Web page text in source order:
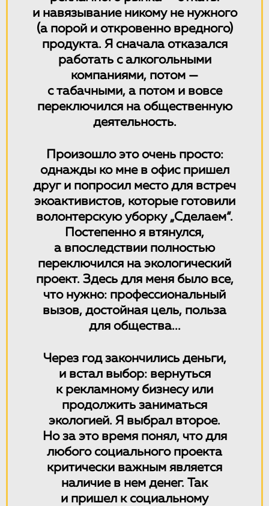
и навязывание никому не нужного
(а порой и откровенно вредного)
продукта. Я сначала отказался
работать с алкогольными
компаниями, потом —
с табачными, а потом и вовсе
переключился на общественную
деятельность.
Произошло это очень просто:
однажды ко мне в офис пришел
друг и попросил место для встреч
экоактивистов, которые готовили
волонтерскую уборку „Сделаем“.
Постепенно я втянулся,
а впоследствии полностью
переключился на экологический
проект. Здесь для меня было все,
что нужно: профессиональный
вызов, достойная цель, польза
для общества...
Через год закончились деньги,
и встал выбор: вернуться
к рекламному бизнесу или
продолжить заниматься
экологией. Я выбрал второе.
Но за это время понял, что для
любого социального проекта
критически важным является
наличие в нем денег. Так
и пришел к социальному